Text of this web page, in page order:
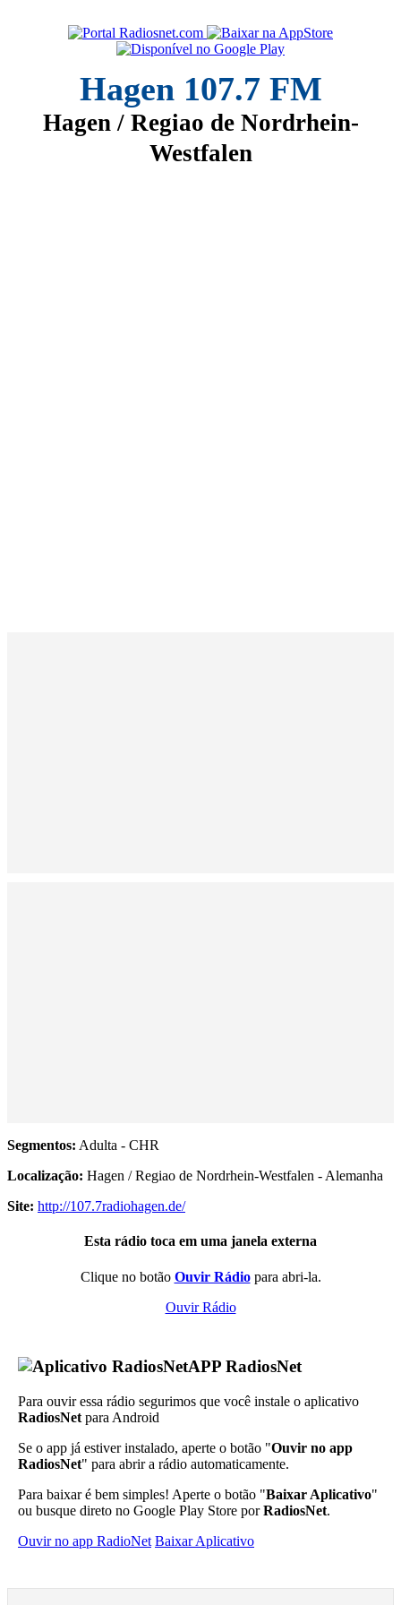
Hagen 107.7 FM
Hagen / Regiao de Nordrhein-
Westfalen
Segmentos: Adulta - CHR
Localização: Hagen / Regiao de Nordrhein-Westfalen - Alemanha
Site: http://107.7radiohagen.de/
Esta rádio toca em uma janela externa
Clique no botão Ouvir Rádiopara abri-la.
Ouvir Rádio
APP RadiosNet
Para ouvir essa rádio segurimos que você instale o aplicativo
RadiosNet para Android
Se o app já estiver instalado, aperte o botão "Ouvir no app
RadiosNet" para abrir a rádio automaticamente.
Para baixar é bem simples! Aperte o botão "Baixar Aplicativo"
ou busque direto no Google Play Store porRadiosNet.
Ouvir no app RadioNet Baixar Aplicativo